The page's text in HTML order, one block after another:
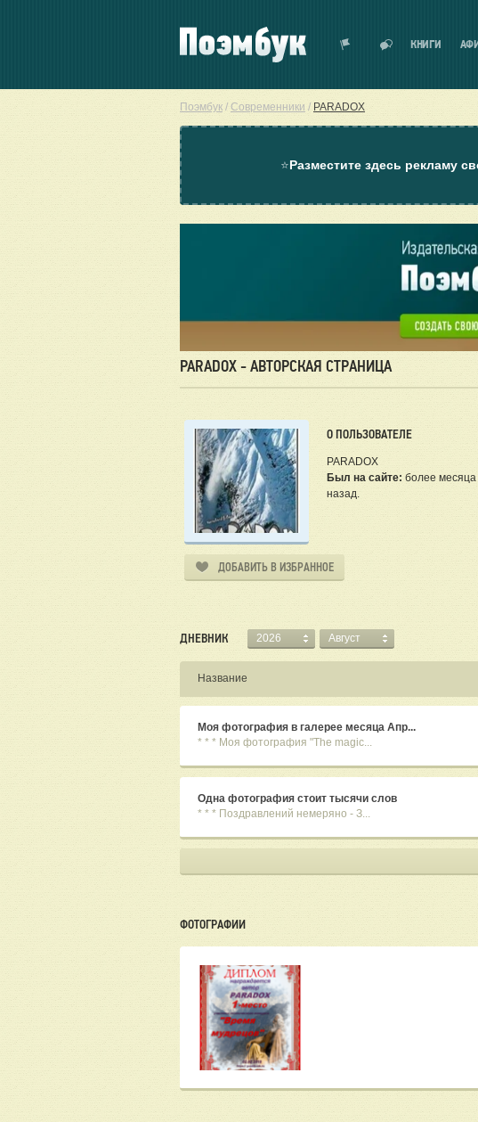
КНИГИ
Поэмбук / Современники / PARADOX
⭐Разместите здесь рекламу
PARADOX - АВТОРСКАЯ СТРАНИЦА
О ПОЛЬЗОВАТЕЛЕ
PARADOX
Был на сайте: более месяца
назад.
ДОБАВИТЬ В ИЗБРАННОЕ
ДНЕВНИК 2026 Август
Название
Моя фотография в галерее месяца Апр...
* * * Моя фотография "The magic...
Одна фотография стоит тысячи слов
* * * Поздравлений немеряно - З...
ФОТОГРАФИИ